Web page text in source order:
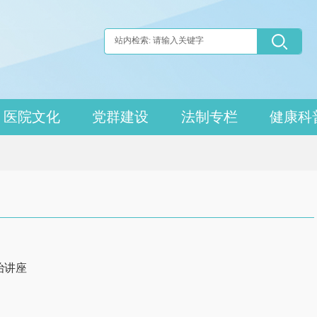
医院文化 党群建设 法制专栏 健康科
讲座